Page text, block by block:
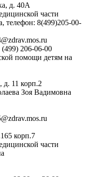
д. 40А
части
телефон: 8(499)205-00-
(499) 206-06-00
помощи детям на
д. 11 корп.2
Зоя Вадимовна
корп.7
части